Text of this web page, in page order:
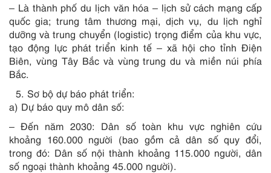
– Là thành phố du lịch văn hóa – lịch sử cách mạng cấp
quốc gia; trung tâm thương mại, dịch vụ, du lịch nghỉ
dưỡng và trung chuyển (logistic) trọng điểm của khu vực,
tạo động lực phát triển kinh tế – xã hội cho tỉnh Điện
Biên, vùng Tây Bắc và vùng trung du và miền núi phía
Bắc.
Sơ bộ dự báo phát triển:
a) Dự báo quy mô dân số:
– Đến năm 2030: Dân số toàn khu vực nghiên cứu
khoảng 160.000 người (bao gồm cả dân số quy đổi,
trong đó: Dân số nội thành khoảng 115.000 người, dân
số ngoại thành khoảng 45.000 người).